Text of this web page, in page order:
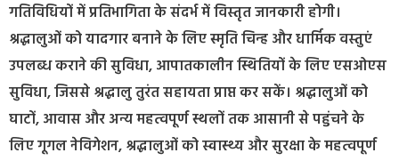
गतिविधियों में प्रतिभागिता के संदर्भ में विस्तृत जानकारी होगी।
श्रद्धालुओं को यादगार बनाने के लिए स्मृति चिन्ह और धार्मिक वस्तुएं
उपलब्ध कराने की सुविधा, आपातकालीन स्थितियों के लिए एसओएस
सुविधा, जिससे श्रद्धालु तुरंत सहायता प्राप्त कर सकें। श्रद्धालुओं को
घाटों, आवास और अन्य महत्वपूर्ण स्थलों तक आसानी से पहुंचने के
लिए गूगल नेविगेशन, श्रद्धालुओं को स्वास्थ्य और सुरक्षा के महत्वपूर्ण